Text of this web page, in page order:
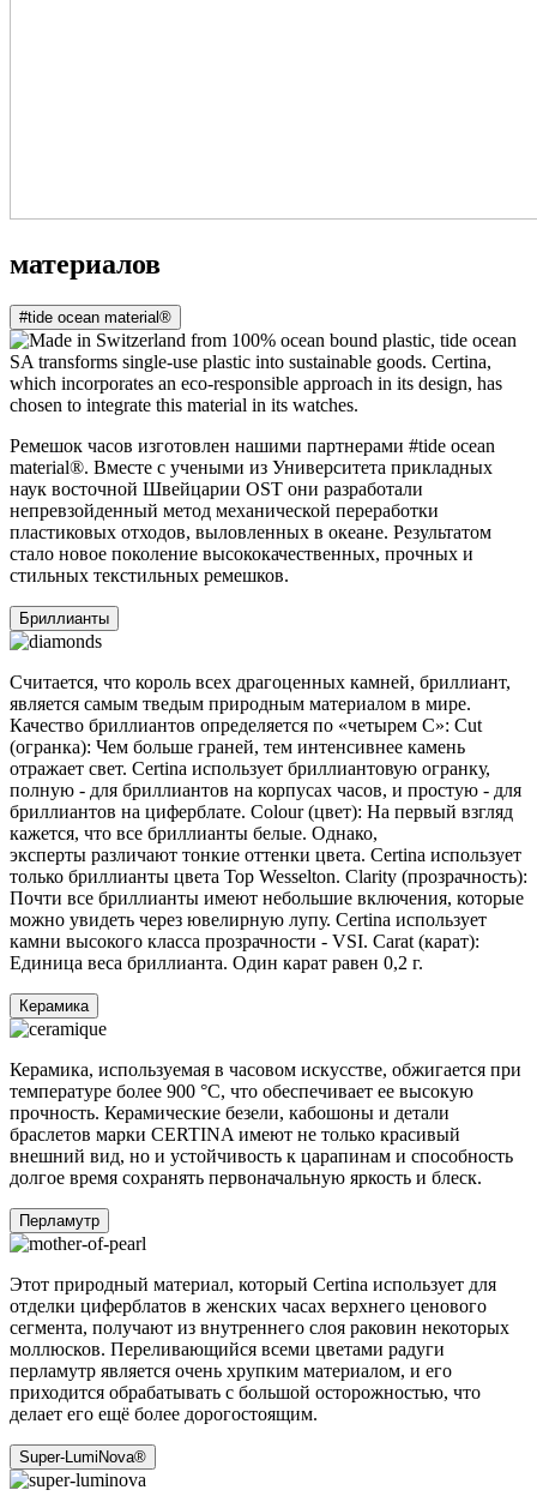
материалов
#tide ocean material®
Ремешок часов изготовлен нашими партнерами #tide ocean
material®. Вместе с учеными из Университета прикладных
наук восточной Швейцарии OST они разработали
непревзойденный метод механической переработки
пластиковых отходов, выловленных в океане. Результатом
стало новое поколение высококачественных, прочных и
стильных текстильных ремешков.
Бриллианты
Считается, что король всех драгоценных камней, бриллиант,
является самым тведым природным материалом в мире.
Качество бриллиантов определяется по «четырем C»: Cut
(огранка): Чем больше граней, тем интенсивнее камень
отражает свет. Certina использует бриллиантовую огранку,
полную - для бриллиантов на корпусах часов, и простую - для
бриллиантов на циферблате. Colour (цвет): На первый взгляд
кажется, что все бриллианты белые. Однако,
эксперты различают тонкие оттенки цвета. Certina использует
только бриллианты цвета Top Wesselton. Clarity (прозрачность):
Почти все бриллианты имеют небольшие включения, которые
можно увидеть через ювелирную лупу. Certina использует
камни высокого класса прозрачности - VSI. Carat (карат):
Единица веса бриллианта. Один карат равен 0,2 г.
Керамика
Керамика, используемая в часовом искусстве, обжигается при
температуре более 900 °C, что обеспечивает ее высокую
прочность. Керамические безели, кабошоны и детали
браслетов марки CERTINA имеют не только красивый
внешний вид, но и устойчивость к царапинам и способность
долгое время сохранять первоначальную яркость и блеск.
Перламутр
Этот природный материал, который Certina использует для
отделки циферблатов в женских часах верхнего ценового
сегмента, получают из внутреннего слоя раковин некоторых
моллюсков. Переливающийся всеми цветами радуги
перламутр является очень хрупким материалом, и его
приходится обрабатывать с большой осторожностью, что
делает его ещё более дорогостоящим.
Super-LumiNova®